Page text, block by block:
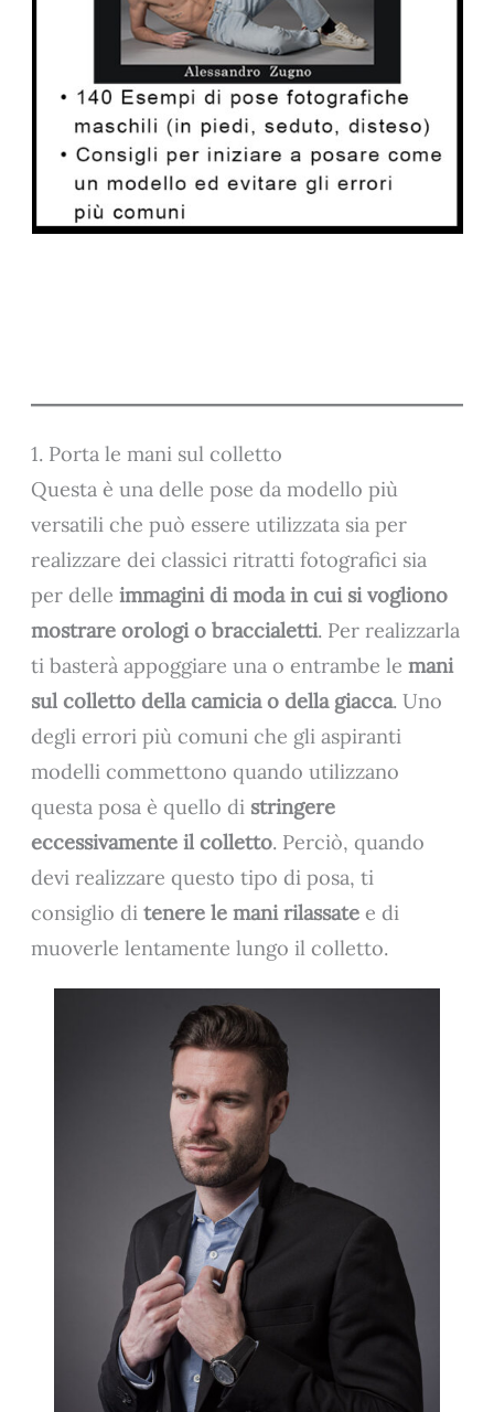
1. Porta le mani sul colletto
Questa è una delle pose da modello più
versatili che può essere utilizzata sia per
realizzare dei classici ritratti fotografici sia
per delleimmagini di moda in cui si vogliono
mostrare orologi o braccialetti. Per realizzarla
ti basterà appoggiare una o entrambe lemani
sul colletto della camicia o della giacca. Uno
degli errori più comuni che gli aspiranti
modelli commettono quando utilizzano
questa posa è quello di stringere
eccessivamente il colletto. Perciò, quando
devi realizzare questo tipo di posa, ti
consiglio ditenere le mani rilassate e di
muoverle lentamente lungo il colletto.